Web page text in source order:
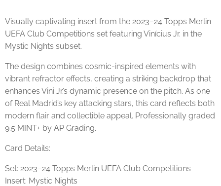
Visually captivating insert from the 2023–24 Topps Merlin
UEFA Club Competitions set featuring Vinícius Jr. in the
Mystic Nights subset.
The design combines cosmic-inspired elements with
vibrant refractor effects, creating a striking backdrop that
enhances Vini Jr.’s dynamic presence on the pitch. As one
of Real Madrid’s key attacking stars, this card reflects both
modern flair and collectible appeal. Professionally graded
9.5 MINT+ by AP Grading.
Card Details:
Set: 2023–24 Topps Merlin UEFA Club Competitions
Insert: Mystic Nights